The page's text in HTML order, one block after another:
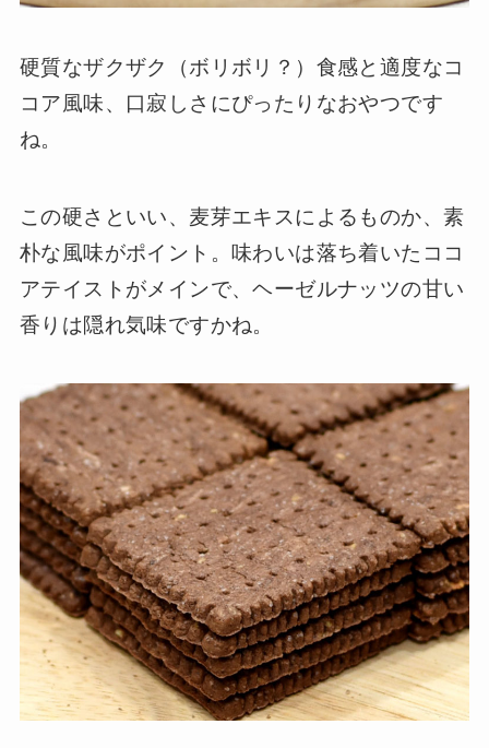
硬質なザクザク（ボリボリ？）食感と適度なコ
コア風味、口寂しさにぴったりなおやつです
ね。
この硬さといい、麦芽エキスによるものか、素
朴な風味がポイント。味わいは落ち着いたココ
アテイストがメインで、ヘーゼルナッツの甘い
香りは隠れ気味ですかね。